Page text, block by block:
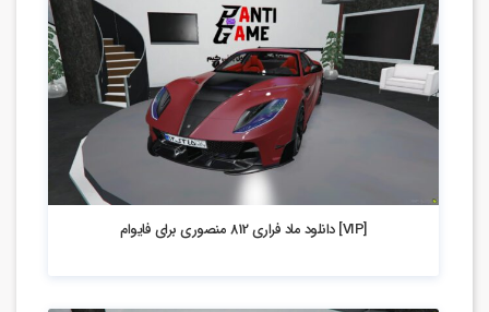
[VIP] دانلود ماد فراری 812 منصوری برای فایوام